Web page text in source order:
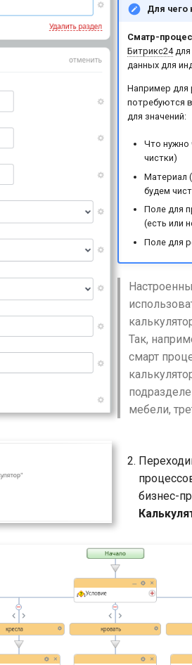
Для чего
Сматр-
Битрикс24для
данных для
Например для
потребуются
для значений:
Что нужно
чистки)
Материал
будем
Поле для
(есть или
Поле для
Так,
смарт
мебели,
бизнес-